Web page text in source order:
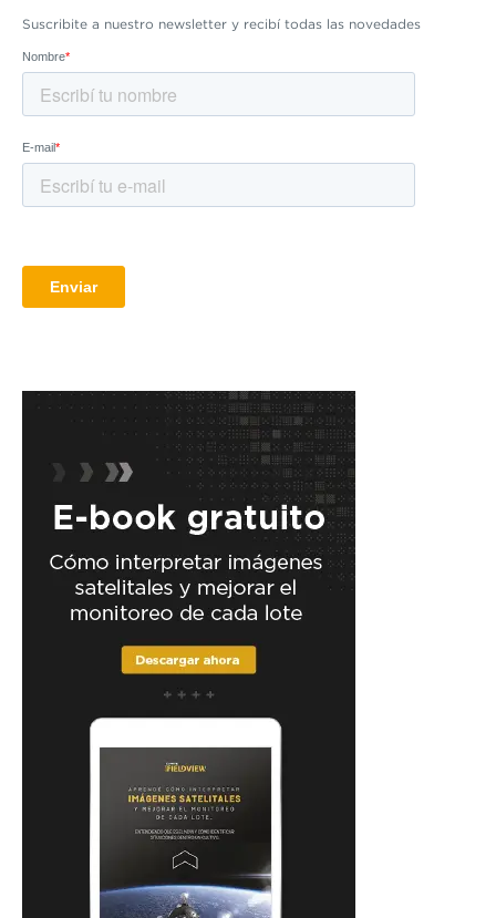
Suscribite a nuestro newsletter y recibí todas las novedades